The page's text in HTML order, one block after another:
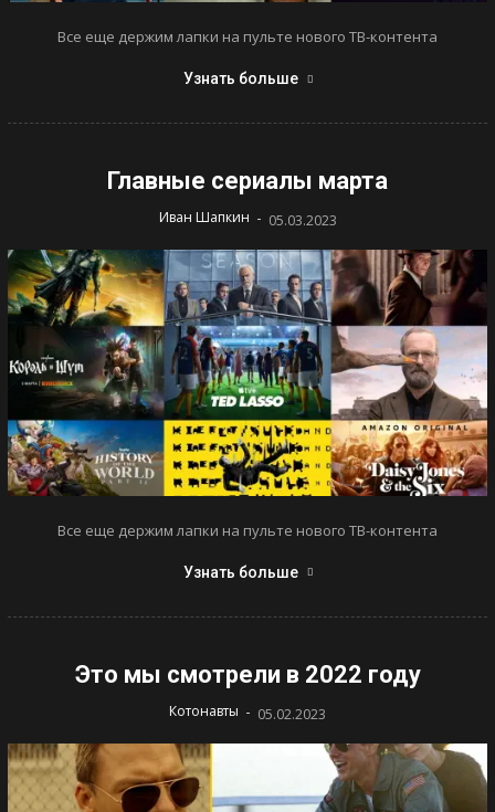
Все еще держим лапки на пульте нового ТВ-контента
Узнать больше
Главные сериалы марта
Иван Шапкин - 05.03.2023
Все еще держим лапки на пульте нового ТВ-контента
Узнать больше
Это мы смотрели в 2022 году
Котонавты - 05.02.2023